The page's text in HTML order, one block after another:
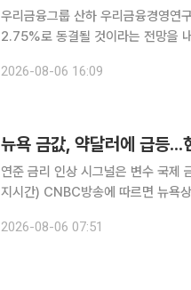
우리금융그룹 산하 우리금융경영연
2.75%로 동결될 것이라는 전망을 내놨다. 연구소는 이날 보고서에서 "(금통위가)
를 현 수준에서 유지할 것"이라고 밝
2026-08-06 16:09
뉴욕 금값, 약달러에 급등
연준 금리 인상 시그널은 변수 국제 금
지시간) CNBC방송에 따르면 뉴욕
물 가격은 3.7% 오른 온스당
2026-08-06 07:51